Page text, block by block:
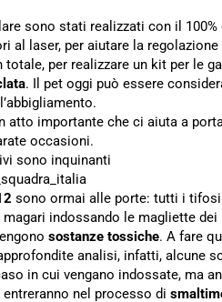
sono stati realizzati con il
al laser, per aiutare la
totale, per realizzare un kit per le
. Il pet oggi può essere
atto importante che ci aiuta a
occasioni.
sono inquinanti
sono ormai alle porte: tutti i
magari indossando le magliette
sostanze tossiche. A fare
analisi, infatti, alcune
in cui vengano indossate, ma
nel processo di